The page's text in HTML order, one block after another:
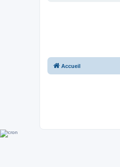
Accueil